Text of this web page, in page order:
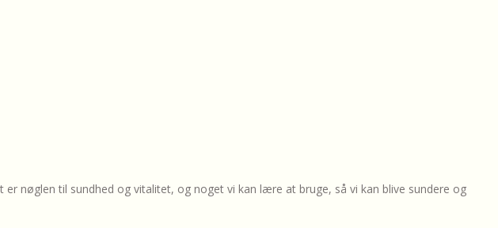
til sundhed og vitalitet, og noget vi kan lære at bruge, så vi kan blive sundere og